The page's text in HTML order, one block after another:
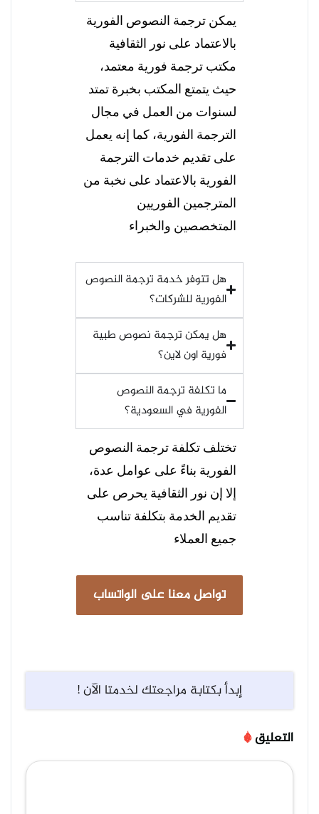
يمكن ترجمة النصوص الفورية
بالاعتماد على نور الثقافية
مكتب ترجمة فورية معتمد،
حيث يتمتع المكتب بخبرة تمتد
لسنوات من العمل في مجال
الترجمة الفورية، كما إنه يعمل
على تقديم خدمات الترجمة
الفورية بالاعتماد على نخبة من
المترجمين الفوريين
المتخصصين والخبراء
هل تتوفر خدمة ترجمة النصوص
الفورية للشركات؟
هل يمكن ترجمة نصوص طبية
فورية اون لاين؟
ما تكلفة ترجمة النصوص
الفورية في السعودية؟
تختلف تكلفة ترجمة النصوص
الفورية بناءً على عوامل عدة،
إلا إن نور الثقافية يحرص على
تقديم الخدمة بتكلفة تناسب
جميع العملاء
تواصل معنا على الواتساب
إبدأ بكتابة مراجعتك لخدمتا الآن !
التعليق*